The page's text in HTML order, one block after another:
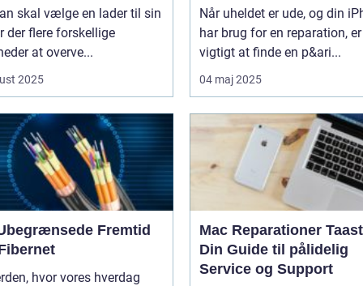
skal vælge en lader til sin
der flere forskellige
at overve...
2025
Når uheldet er ude, og din
har brug for en reparation,
vigtigt at finde en p&ari...
04 maj 2025
Fremtid
hvor vores hverdag
Mac Reparationer
Din Guide til pålidelig
Service og Support